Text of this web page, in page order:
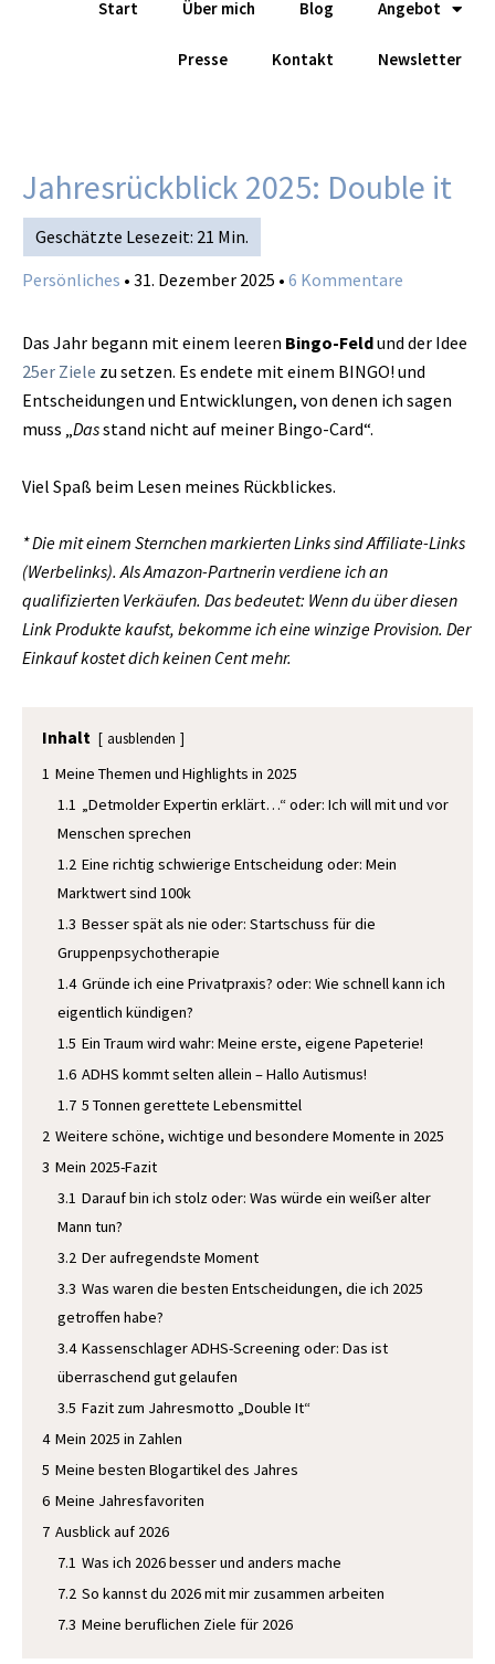
Start Über mich Blog Angebot
Presse Kontakt Newsletter
Jahresrückblick 2025: Double it
Persönliches • 31. Dezember 2025 • 6 Kommentare
Das Jahr begann mit einem leeren Bingo-Feldund der Idee
25er Ziele zu setzen. Es endete mit einem BINGO! und
Entscheidungen und Entwicklungen, von denen ich sagen
muss „Dasstand nicht auf meiner Bingo-Card“.
Viel Spaß beim Lesen meines Rückblickes.
* Die mit einem Sternchen markierten Links sind Affiliate-Links
(Werbelinks). Als Amazon-Partnerin verdiene ich an
qualifizierten Verkäufen. Das bedeutet: Wenn du über diesen
Link Produkte kaufst, bekomme ich eine winzige Provision. Der
Einkauf kostet dich keinen Cent mehr.
Inhalt ausblenden
1 Meine Themen und Highlights in 2025
1.1 „Detmolder Expertin erklärt…“ oder: Ich will mit und vor
Menschen sprechen
1.2 Eine richtig schwierige Entscheidung oder: Mein
Marktwert sind 100k
1.3 Besser spät als nie oder: Startschuss für die
Gruppenpsychotherapie
1.4 Gründe ich eine Privatpraxis? oder: Wie schnell kann ich
eigentlich kündigen?
1.5 Ein Traum wird wahr: Meine erste, eigene Papeterie!
1.6 ADHS kommt selten allein – Hallo Autismus!
1.7 5 Tonnen gerettete Lebensmittel
2 Weitere schöne, wichtige und besondere Momente in 2025
3 Mein 2025-Fazit
3.1 Darauf bin ich stolz oder: Was würde ein weißer alter
Mann tun?
3.2 Der aufregendste Moment
3.3 Was waren die besten Entscheidungen, die ich 2025
getroffen habe?
3.4 Kassenschlager ADHS-Screening oder: Das ist
überraschend gut gelaufen
3.5 Fazit zum Jahresmotto „Double It“
4 Mein 2025 in Zahlen
5 Meine besten Blogartikel des Jahres
6 Meine Jahresfavoriten
7 Ausblick auf 2026
7.1 Was ich 2026 besser und anders mache
7.2 So kannst du 2026 mit mir zusammen arbeiten
7.3 Meine beruflichen Ziele für 2026